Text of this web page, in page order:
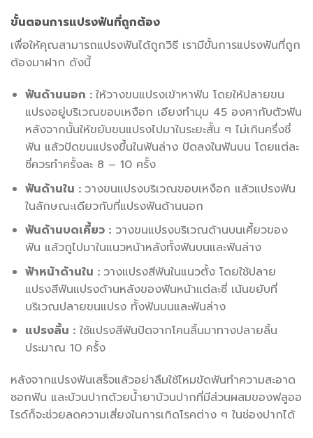
ขั้นตอนการแปรงฟันที่ถูกต้อง
เพื่อให้คุณสามารถแปรงฟันได้ถูกวิธี เรามีขั้นการแปรงฟันที่ถูก
ต้องมาฝาก ดังนี้
ฟันด้านนอก : ให้วางขนแปรงเข้าหาฟัน โดยให้ปลายขน
แปรงอยู่บริเวณขอบเหงือก เอียงทำมุม 45 องศากับตัวฟัน
หลังจากนั้นให้ขยับขนแปรงไปมาในระยะสั้น ๆ ไม่เกินครึ่งซี่
ฟัน แล้วปัดขนแปรงขึ้นในฟันล่าง ปัดลงในฟันบน โดยแต่ละ
ซี่ควรทำครั้งละ 8 – 10 ครั้ง
ฟันด้านใน : วางขนแปรงบริเวณขอบเหงือก แล้วแปรงฟัน
ในลักษณะเดียวกับที่แปรงฟันด้านนอก
ฟันด้านบดเคี้ยว :วางขนแปรงบริเวณด้านบนเคี้ยวของ
ฟัน แล้วถูไปมาในแนวหน้าหลังทั้งฟันบนและฟันล่าง
ฟ้าหน้าด้านใน : วางแปรงสีฟันในแนวตั้ง โดยใช้ปลาย
แปรงสีฟันแปรงด้านหลังของฟันหน้าแต่ละซี่ เน้นขยับที่
บริเวณปลายขนแปรง ทั้งฟันบนและฟันล่าง
แปรงลิ้น :ใช้แปรงสีฟันปัดจากโคนลิ้นมาทางปลายลิ้น
ประมาณ 10 ครั้ง
หลังจากแปรงฟันเสร็จแล้วอย่าลืมใช้ไหมขัดฟันทำความสะอาด
ซอกฟัน และบ้วนปากด้วยน้ำยาบ้วนปากที่มีส่วนผสมของฟลูออ
ไรด์ก็จะช่วยลดความเสี่ยงในการเกิดโรคต่าง ๆ ในช่องปากได้